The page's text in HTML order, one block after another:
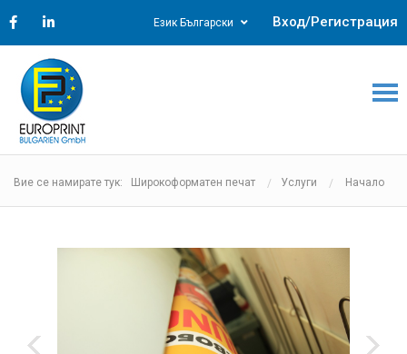
Език Български Вход/Регистрация
Вие се намирате тук: Широкоформатен печат Услуги Начало
‹ ›